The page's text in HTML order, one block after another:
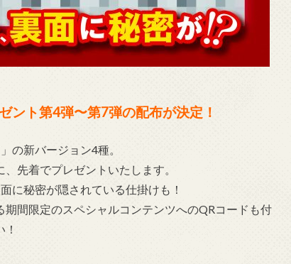
ント第4弾〜第7弾の配布が決定！
の新バージョン4種。
先着でプレゼントいたします。
に秘密が隠されている仕掛けも！
間限定のスペシャルコンテンツへのQRコードも付